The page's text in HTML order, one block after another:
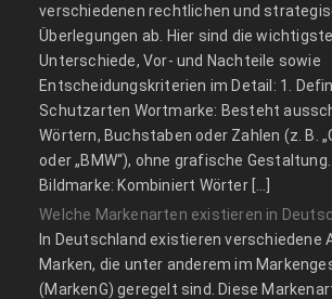
verschiedenen rechtlichen und
Überlegungen ab. Hier sind die
Unterschiede, Vor- und Nachteile sowie
Entscheidungskriterien im Detail: 1.
Schutzarten Wortmarke: Besteht
Wörtern, Buchstaben oder Zahlen (z. B.
oder „BMW“), ohne grafische
Bildmarke: Kombiniert Wörter […]
Welche Markenarten existieren in
In Deutschland existieren verschiedene
Marken, die unter anderem im
(MarkenG) geregelt sind. Diese